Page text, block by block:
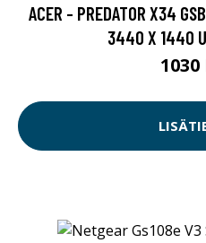
ACER - PREDATOR X34
3440 X 1440
1030